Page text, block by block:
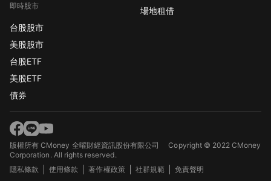
即時股市
台股股市
美股股市
台股ETF
美股ETF
債券
場地租借
版權所有 CMoney 全曜財經資訊股份有限公司Copyright © 2022 CMoney
Corporation. All rights reserved.
隱私條款
使用條款 著作權政策 社群規範 免責聲明